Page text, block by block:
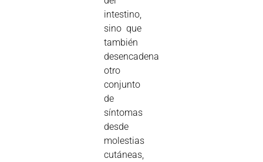
intestino,
sino que
también
desencadena
otro
conjunto
de
síntomas
desde
molestias
cutáneas,